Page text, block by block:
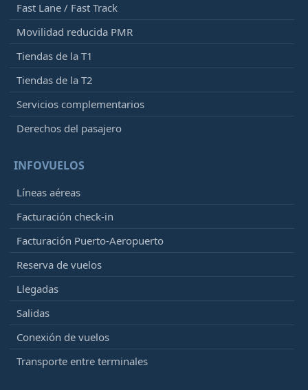
Fast Lane / Fast Track
Movilidad reducida PMR
Tiendas de la T1
Tiendas de la T2
Servicios complementarios
Derechos del pasajero
INFOVUELOS
Líneas aéreas
Facturación check-in
Facturación Puerto-Aeropuerto
Reserva de vuelos
Llegadas
Salidas
Conexión de vuelos
Transporte entre terminales